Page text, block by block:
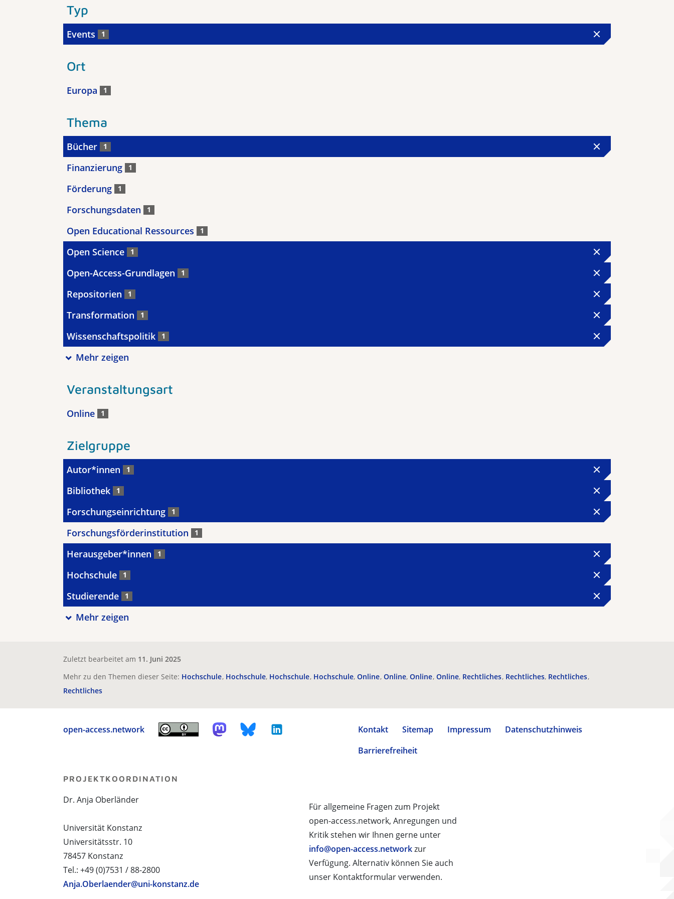
Typ
Events 1
Ort
Europa 1
Thema
Bücher 1
Finanzierung 1
Förderung 1
Forschungsdaten 1
Open Educational Ressources 1
Open Science 1
Open-Access-Grundlagen 1
Repositorien 1
Transformation 1
Wissenschaftspolitik 1
Mehr zeigen
Veranstaltungsart
Online 1
Zielgruppe
Autor*innen 1
Bibliothek 1
Forschungseinrichtung 1
Forschungsförderinstitution 1
Herausgeber*innen 1
Hochschule 1
Studierende 1
Mehr zeigen
Zuletzt bearbeitet am 11. Juni 2025
Mehr zu den Themen dieser Seite: Hochschule Hochschule Hochschule Hochschule Online Online Online Online Rechtliches Rechtliches Rechtliches
Rechtliches
open-access.network Kontakt Sitemap Impressum
Datenschutzhinweis
Barrierefreiheit
Für allgemeine Fragen zum Projekt
open-access.network, Anregungen und
Kritik stehen wir Ihnen gerne unter
info@open-access.networkzur
Verfügung. Alternativ können Sie auch
unser Kontaktformular verwenden.
PROJEKTKOORDINATION
Dr. Anja Oberländer
Universität Konstanz
Universitätsstr. 10
78457 Konstanz
Tel.: +49 (0)7531 / 88-2800
Anja.Oberlaender@uni-konstanz.de